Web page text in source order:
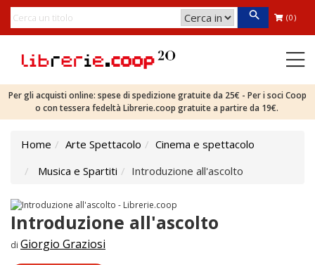
(0)
Per gli acquisti online: spese di spedizione gratuite da 25€ - Per i soci Coop
o con tessera fedeltà Librerie.coop gratuite a partire da 19€.
Home Arte Spettacolo
Cinema e spettacolo
Musica e Spartiti
Introduzione all'ascolto
Introduzione all'ascolto
di Giorgio Graziosi